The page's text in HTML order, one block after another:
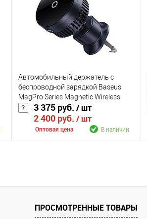
В избранное
Автомобильный держатель с
беспроводной зарядкой Baseus
MagPro Series Magnetic Wireless
Charging Car Mount Air Vent Version
15W (C40164100121-00)
3 375 руб. / шт
2 400 руб. / шт
Оптовая цена В наличии
ПРОСМОТРЕННЫЕ ТОВАРЫ